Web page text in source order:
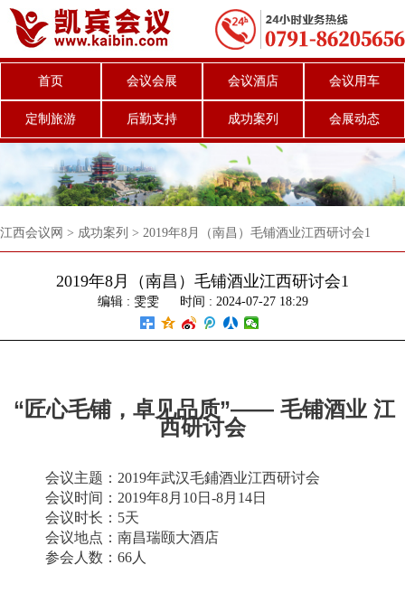
首页 会议会展 会议酒店 会议用车
定制旅游 后勤支持 成功案列 会展动态
江西会议网 > 成功案列 > 2019年8月（南昌）毛铺酒业江西研讨会1
2019年8月（南昌）毛铺酒业江西研讨会1
编辑 : 雯雯 时间 : 2024-07-27 18:29
“匠心毛铺，卓见品质”—— 毛铺酒业 江
西研讨会
会议主题：2019年武汉毛鋪酒业江西研讨会
会议时间：2019年8月10日-8月14日
会议时长：5天
会议地点：南昌瑞颐大酒店
参会人数：66人